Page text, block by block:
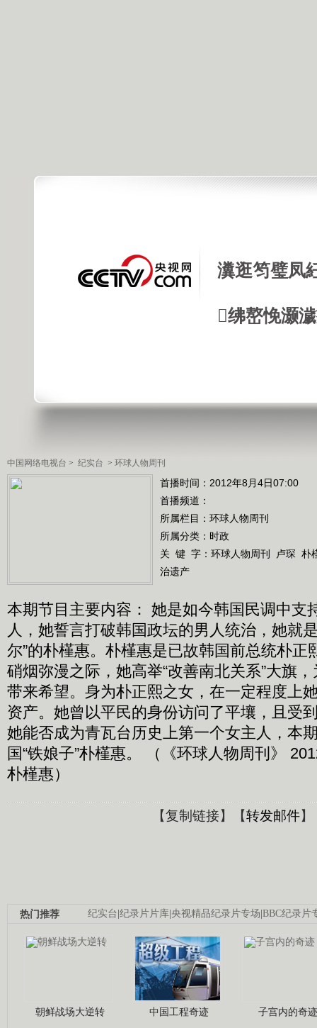
瀵逛笉璧凤
绋嶅悗灏
中国网络电视台 > 纪实台 > 环球人物周刊
首播时间：2012年8月4日07:00
首播频道：
所属栏目： 环球人物周刊
所属分类：时政
关 键 字： 环球人物周刊 卢琛 朴
治遗产
本期节目主要内容： 她是如今韩国民调中支
人，她誓言打破韩国政坛的男人统治，她就
尔”的朴槿惠。朴槿惠是已故韩国前总统朴正
硝烟弥漫之际，她高举“改善南北关系”大旗
带来希望。身为朴正熙之女，在一定程度上
资产。她曾以平民的身份访问了平壤，且受
她能否成为青瓦台历史上第一个女主人，本
国“铁娘子”朴槿惠。 （《环球人物周刊》
朴槿惠）
【复制链接】【转发邮件】
纪实台 纪录片片库 央视精品纪录片专场 BBC纪录片
热门推荐
朝鲜战场大逆转 中国工程奇迹 子宫内的奇迹